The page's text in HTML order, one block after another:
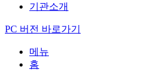
기관소개
PC 버전 바로가기
메뉴
홈